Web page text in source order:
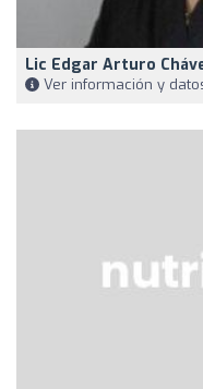
Lic Edgar Arturo
Ver información y